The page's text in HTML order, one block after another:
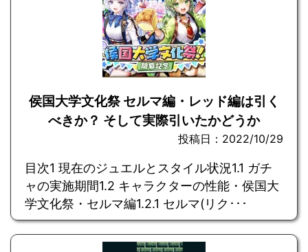
侯国大学文化祭 セルマ編・レッド編は引く
べきか？ そして実際引いたかどうか
投稿日：2022/10/29
目次1 現在のジュエルとスタイル状況1.1 ガチ
ャの実施期間1.2 キャラクターの性能・侯国大
学文化祭・セルマ編1.2.1 セルマ(リク･･･